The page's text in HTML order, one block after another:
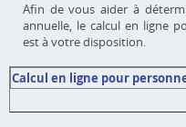
Afin de vous aider à
annuelle, le calcul en ligne
est à votre disposition.
Calcul en ligne pour